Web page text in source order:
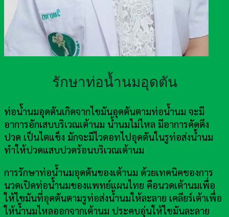
รักษาท่อน้ำนมอุดตัน
ท่อน้ำนมอุดตันเกิดจากไขมันอุดตันตามท่อน้ำนม จะมี
อาการอักเสบบริเวณเต้านม น้ำนมไม่ไหล มีอาการคัดตึง
ปวด เป็นไตแข็ง มักจะมีไวดอทไปอุดตันในรูท่อส่งน้ำนม
ทำให้ปวดแสบปวดร้อนบริเวณเต้านม
การรักษาท่อน้ำนมอุดตันของเต้านม ด้วยเทคนิคของการ
นวดเปิดท่อน้ำนมของแพทย์แผนไทย คือนวดเต้านมเพื่อ
ให้ไขมันที่อุดตันตามรูท่อส่งน้ำนมให้ละลาย เคลียร์เต้าเพื่อ
ให้น้ำนมไหลออกจากเต้านม ประคบอุ่นให้ไขมันละลาย